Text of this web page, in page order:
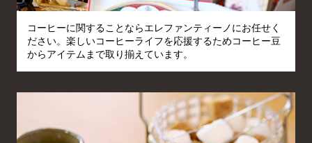
コーヒーに関することならエレファンティーノにお任せく
ださい。楽しいコーヒーライフを応援するためコーヒー豆
からアイテムまで取り揃えています。